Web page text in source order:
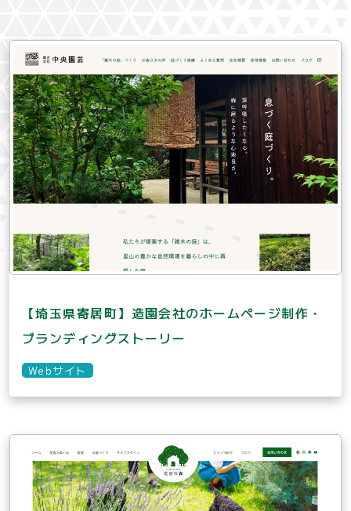
【埼玉県寄居町】造園会社のホームページ制作・
ブランディングストーリー
Webサイト